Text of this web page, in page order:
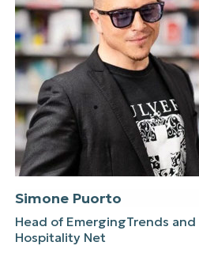
Simone Puorto
Head of EmergingTrends and
Hospitality Net